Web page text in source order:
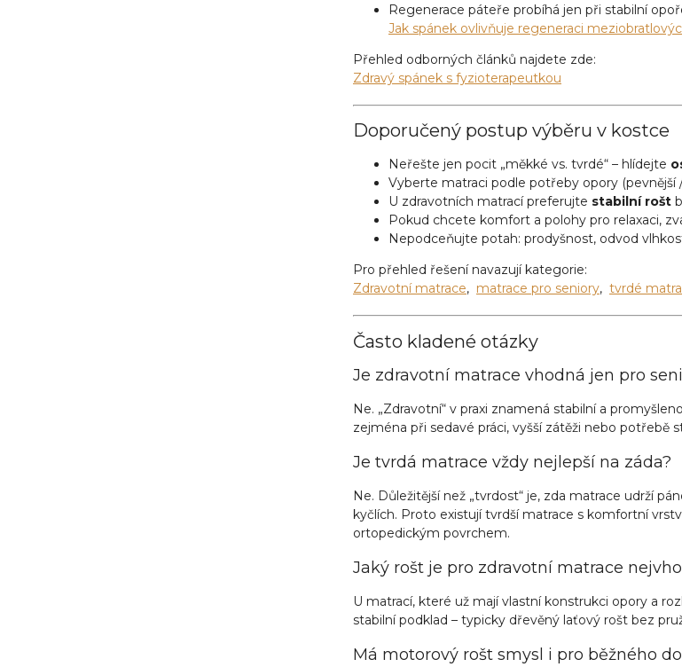
Regenerace páteře probíhá jen při stabilní
Jak spánek ovlivňuje regeneraci
Přehled odborných článků najdete zde:
Zdravý spánek s fyzioterapeutkou
Doporučený postup výběru v kostce
Neřešte jen pocit „měkké vs. tvrdé“ – hlídejte
Vyberte matraci podle potřeby opory
U zdravotních matrací preferujte stabilní rošt
Pokud chcete komfort a polohy pro relaxaci,
Nepodceňujte potah: prodyšnost, odvod
Pro přehled řešení navazují kategorie:
Zdravotní matrace, matrace pro seniory, tvrdé
Často kladené otázky
Je zdravotní matrace vhodná jen pro
Ne. „Zdravotní“ v praxi znamená stabilní a
zejména při sedavé práci, vyšší zátěži nebo potřebě
Je tvrdá matrace vždy nejlepší na záda?
Ne. Důležitější než „tvrdost“ je, zda matrace udrží
kyčlích. Proto existují tvrdší matrace s komfortní
ortopedickým povrchem.
Jaký rošt je pro zdravotní matrace
U matrací, které už mají vlastní konstrukci opory a
stabilní podklad – typicky dřevěný laťový rošt bez
Má motorový rošt smysl i pro běžného